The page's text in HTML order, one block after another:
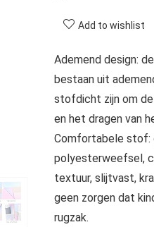
Add to wishlist
Ademend design:
bestaan uit
stofdicht zijn om de
en het dragen van
Comfortabele stof:
polyesterweefsel,
textuur, slijtvast,
geen zorgen dat
rugzak.